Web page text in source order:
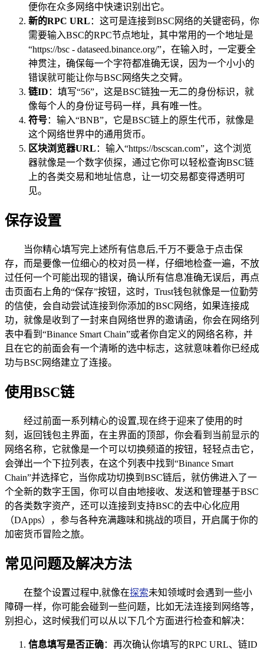
便你在众多网络中快速识别出它。
新的RPC URL ：这可是连接到BSC网络的关键密码，你
需要输入BSC的RPC节点地址，其中常用的一个地址是
“https://bsc - dataseed.binance.org/”，在输入时，一定要全
神贯注，确保每一个字符都准确无误，因为一个小小的
错误就可能让你与BSC网络失之交臂。
链ID ：填写“56”，这是BSC链独一无二的身份标识，就
像每个人的身份证号码一样，具有唯一性。
符号：输入“BNB”，它是BSC链上的原生代币，就像是
这个网络世界中的通用货币。
区块浏览器URL ：输入“https://bscscan.com”，这个浏览
器就像是一个数字侦探，通过它你可以轻松查询BSC链
上的各类交易和地址信息，让一切交易都变得透明可
见。
保存设置
当你精心填写完上述所有信息后,千万不要急于点击保
存，而是要像一位细心的校对员一样，仔细地检查一遍，不放
过任何一个可能出现的错误，确认所有信息准确无误后，再点
击页面右上角的“保存”按钮，这时，Trust钱包就像是一位勤劳
的信使，会自动尝试连接到你添加的BSC网络，如果连接成
功，就像是收到了一封来自网络世界的邀请函，你会在网络列
表中看到“Binance Smart Chain”或者你自定义的网络名称，并
且在它的前面会有一个清晰的选中标志，这就意味着你已经成
功与BSC网络建立了连接。
使用BSC链
经过前面一系列精心的设置,现在终于迎来了使用的时
刻，返回钱包主界面，在主界面的顶部，你会看到当前显示的
网络名称，它就像是一个可以切换频道的按钮，轻轻点击它，
会弹出一个下拉列表，在这个列表中找到“Binance Smart
Chain”并选择它，当你成功切换到BSC链后，就仿佛进入了一
个全新的数字王国，你可以自由地接收、发送和管理基于BSC
的各类数字资产，还可以连接到支持BSC的去中心化应用
（DApps），参与各种充满趣味和挑战的项目，开启属于你的
加密货币冒险之旅。
常见问题及解决方法
在整个设置过程中,就像在探索未知领域时会遇到一些小
障碍一样，你可能会碰到一些问题，比如无法连接到网络等，
别担心，这时候我们可以从以下几个方面进行检查和解决：
信息填写是否正确：再次确认你填写的RPC URL、链ID